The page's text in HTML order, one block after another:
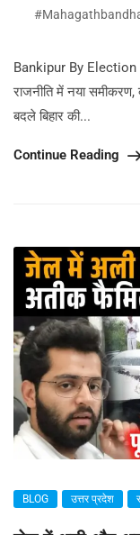
Bankipur By Election
राजनीति में नया
बदले बिहार की...
Continue Reading
BLOG उत्तर प्रदेश